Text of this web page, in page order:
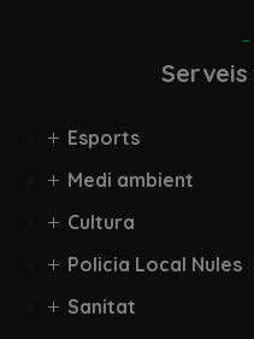
Esports
Medi ambient
Cultura
Policia Local Nules
Sanitat